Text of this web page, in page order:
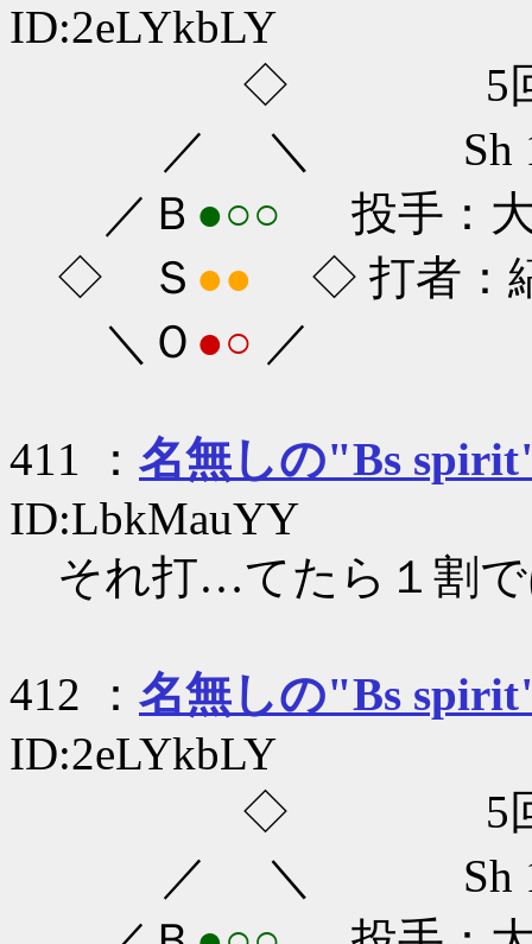
ID:2eLYkbLY
◇ 5回
／ ＼ Sh 1-
／Ｂ ●○○ 投手：大
◇ Ｓ ●● ◇ 打者：
＼Ｏ ●○ ／
411 ： 名無しの"Bs
ID:LbkMauYY
それ打…てたら１割
412 ： 名無しの"Bs
ID:2eLYkbLY
◇ 5回
／ ＼ Sh 1-